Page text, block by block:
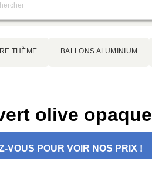
THÈME BALLONS ALUMINIUM
olive opaque
VOUS POUR VOIR NOS PRIX !